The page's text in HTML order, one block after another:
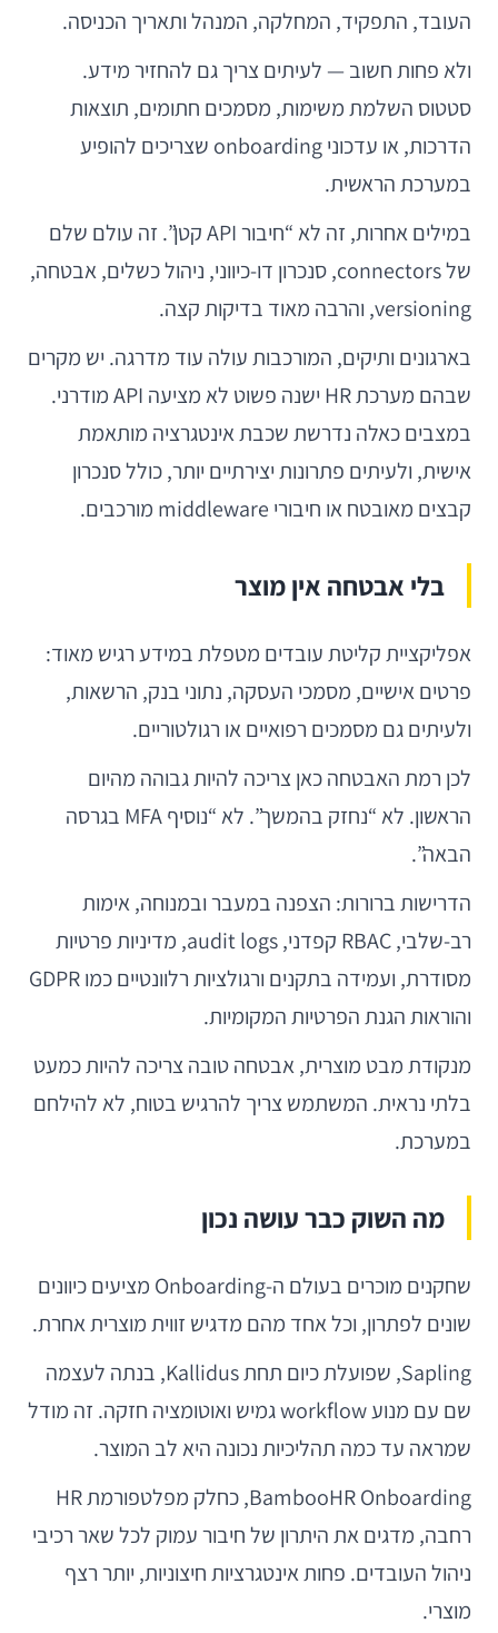
העובד, התפקיד, המחלקה, המנהל ותאריך הכניסה.
ולא פחות חשוב — לעיתים צריך גם להחזיר מידע.
סטטוס השלמת משימות, מסמכים חתומים, תוצאות
הדרכות, או עדכוני onboarding שצריכים להופיע
במערכת הראשית.
במילים אחרות, זה לא “חיבור API קטן”. זה עולם שלם
של connectors, סנכרון דו-כיווני, ניהול כשלים, אבטחה,
versioning, והרבה מאוד בדיקות קצה.
בארגונים ותיקים, המורכבות עולה עוד מדרגה. יש מקרים
שבהם מערכת HR ישנה פשוט לא מציעה API מודרני.
במצבים כאלה נדרשת שכבת אינטגרציה מותאמת
אישית, ולעיתים פתרונות יצירתיים יותר, כולל סנכרון
קבצים מאובטח או חיבורי middleware מורכבים.
בלי אבטחה אין מוצר
אפליקציית קליטת עובדים מטפלת במידע רגיש מאוד:
פרטים אישיים, מסמכי העסקה, נתוני בנק, הרשאות,
ולעיתים גם מסמכים רפואיים או רגולטוריים.
לכן רמת האבטחה כאן צריכה להיות גבוהה מהיום
הראשון. לא “נחזק בהמשך”. לא “נוסיף MFA בגרסה
הבאה”.
הדרישות ברורות: הצפנה במעבר ובמנוחה, אימות
רב-שלבי, RBAC קפדני, audit logs, מדיניות פרטיות
מסודרת, ועמידה בתקנים ורגולציות רלוונטיים כמו GDPR
והוראות הגנת הפרטיות המקומיות.
מנקודת מבט מוצרית, אבטחה טובה צריכה להיות כמעט
בלתי נראית. המשתמש צריך להרגיש בטוח, לא להילחם
במערכת.
מה השוק כבר עושה נכון
שחקנים מוכרים בעולם ה-Onboarding מציעים כיוונים
שונים לפתרון, וכל אחד מהם מדגיש זווית מוצרית אחרת.
Sapling, שפועלת כיום תחת Kallidus, בנתה לעצמה
שם עם מנוע workflow גמיש ואוטומציה חזקה. זה מודל
שמראה עד כמה תהליכיות נכונה היא לב המוצר.
BambooHR Onboarding, כחלק מפלטפורמת HR
רחבה, מדגים את היתרון של חיבור עמוק לכל שאר רכיבי
ניהול העובדים. פחות אינטגרציות חיצוניות, יותר רצף
מוצרי.